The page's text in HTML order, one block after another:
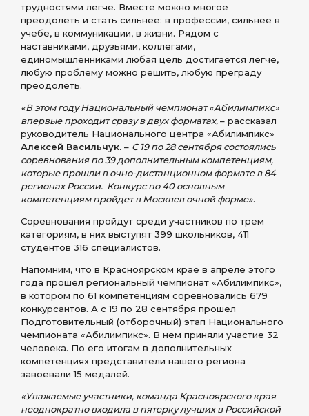
трудностями легче. Вместе можно многое
преодолеть и стать сильнее: в профессии, сильнее в
учебе, в коммуникации, в жизни. Рядом с
наставниками, друзьями, коллегами,
единомышленниками любая цель достигается легче,
любую проблему можно решить, любую преграду
преодолеть.
«В этом году Национальный чемпионат «Абилимпикс»
впервые проходит сразу в двух форматах,– рассказал
руководитель Национального центра «Абилимпикс»
Алексей Васильчук. – С 19 по 28 сентября состоялись
соревнования по 39 дополнительным компетенциям,
которые прошли в очно-дистанционном формате в 84
регионах России. Конкурс по 40 основным
компетенциям пройдет в Москвев очной форме».
Соревнования пройдут среди участников по трем
категориям, в них выступят 399 школьников, 411
студентов 316 специалистов.
Напомним, что в Красноярском крае в апреле этого
года прошел региональный чемпионат «Абилимпикс»,
в котором по 61 компетенциям соревновались 679
конкурсантов. А с 19 по 28 сентября прошел
Подготовительный (отборочный) этап Национального
чемпионата «Абилимпикс». В нем приняли участие 32
человека. По его итогам в дополнительных
компетенциях представители нашего региона
завоевали 15 медалей.
«Уважаемые участники, команда Красноярского края
неоднократно входила в пятерку лучших в Российской